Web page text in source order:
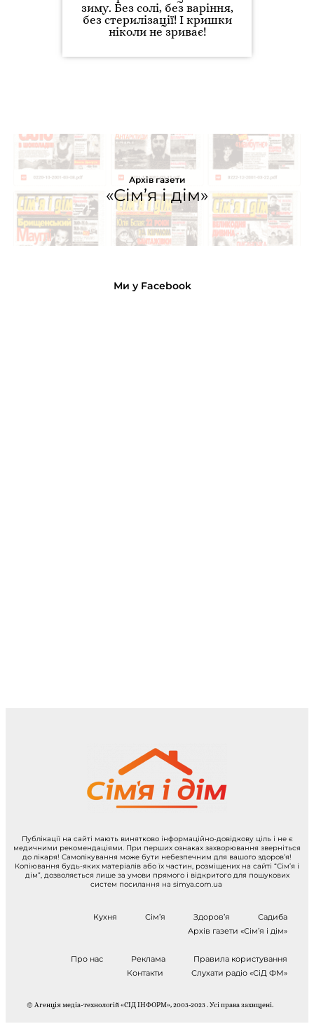
зиму. Без солі, без варіння,
без стерилізації! І кришки
ніколи не зриває!
Архів газети
«Сім’я і дім»
Ми у Facebook
Публікації на сайті мають винятково інформаційно-довідкову ціль і не є
медичними рекомендаціями. При перших ознаках захворювання зверніться
до лікаря! Самолікування може бути небезпечним для вашого здоров’я!
Копіювання будь-яких матеріалів або їх частин, розміщених на сайті “Сім’я і
дім”, дозволяється лише за умови прямого і відкритого для пошукових
систем посилання на simya.com.ua
Кухня Сім’я Здоров’я
Садиба
Архів газети «Сім’я і дім»
Про нас Реклама
Правила користування
Контакти
Слухати радіо «СіД ФМ»
© Агенція медіа-технологій «СІД ІНФОРМ», 2003-2023 . Усі права захищені.